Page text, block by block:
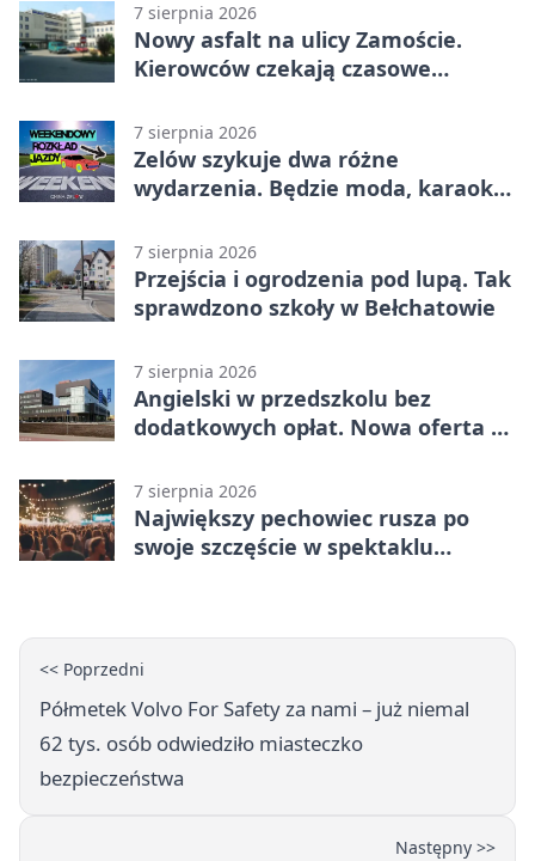
7 sierpnia 2026
Nowy asfalt na ulicy Zamoście.
Kierowców czekają czasowe
7 sierpnia 2026
Zelów szykuje dwa różne
wydarzenia. Będzie moda, karaoke
7 sierpnia 2026
Przejścia i ogrodzenia pod lupą. Tak
sprawdzono szkoły w Bełchatowie
7 sierpnia 2026
Angielski w przedszkolu bez
dodatkowych opłat. Nowa oferta w
7 sierpnia 2026
Największy pechowiec rusza po
swoje szczęście w spektaklu
<< Poprzedni
Półmetek Volvo For Safety za nami – już niemal
62 tys. osób odwiedziło miasteczko
bezpieczeństwa
Następny >>